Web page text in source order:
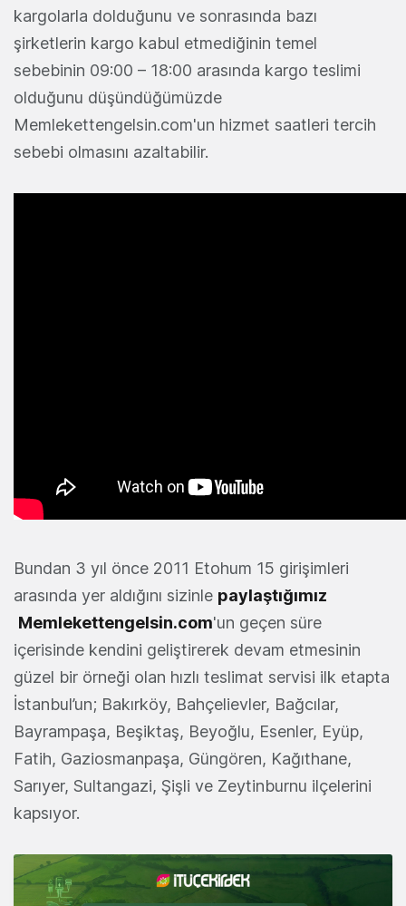
kargolarla dolduğunu ve sonrasında bazı
şirketlerin kargo kabul etmediğinin temel
sebebinin 09:00 – 18:00 arasında kargo teslimi
olduğunu düşündüğümüzde
Memlekettengelsin.com'un hizmet saatleri tercih
sebebi olmasını azaltabilir.
Bundan 3 yıl önce 2011 Etohum 15 girişimleri
arasında yer aldığını sizinle paylaştığımız
Memlekettengelsin.com'un geçen süre
içerisinde kendini geliştirerek devam etmesinin
güzel bir örneği olan hızlı teslimat servisi ilk etapta
İstanbul’un; Bakırköy, Bahçelievler, Bağcılar,
Bayrampaşa, Beşiktaş, Beyoğlu, Esenler, Eyüp,
Fatih, Gaziosmanpaşa, Güngören, Kağıthane,
Sarıyer, Sultangazi, Şişli ve Zeytinburnu ilçelerini
kapsıyor.